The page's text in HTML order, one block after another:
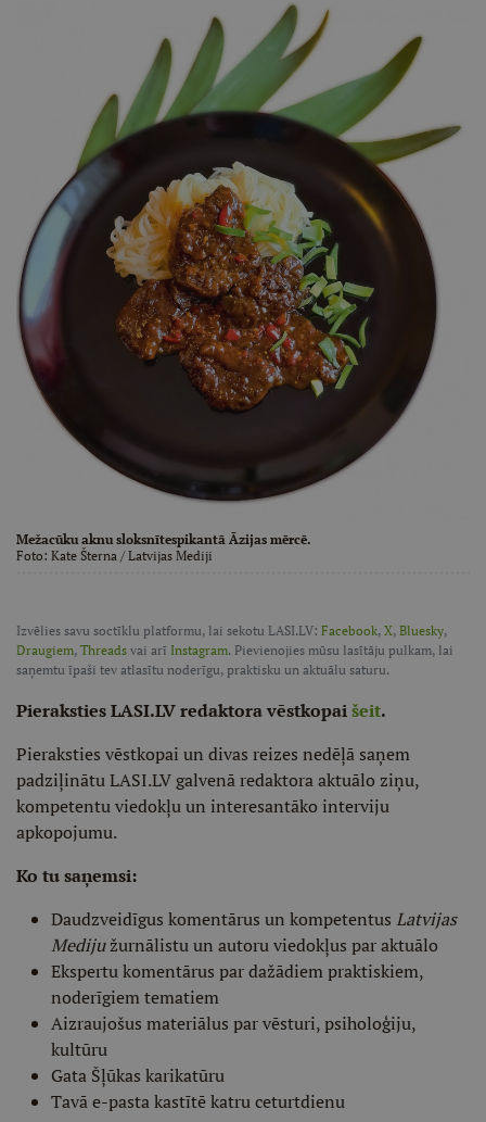
Mežacūku aknu sloksnītespikantā Āzijas mērcē.
Foto: Kate Šterna / Latvijas Mediji
Izvēlies savu soctīklu platformu, lai sekotu LASI.LV: Facebook, X, Bluesky,
Draugiem, Threads vai arī Instagram. Pievienojies mūsu lasītāju pulkam, lai
saņemtu īpaši tev atlasītu noderīgu, praktisku un aktuālu saturu.
Pieraksties LASI.LV redaktora vēstkopaišeit.
Pieraksties vēstkopai un divas reizes nedēļā saņem
padziļinātu LASI.LV galvenā redaktora aktuālo ziņu,
kompetentu viedokļu un interesantāko interviju
apkopojumu.
Ko tu saņemsi:
Daudzveidīgus komentārus un kompetentus Latvijas
Medijužurnālistu un autoru viedokļus par aktuālo
Ekspertu komentārus par dažādiem praktiskiem,
noderīgiem tematiem
Aizraujošus materiālus par vēsturi, psiholoģiju,
kultūru
Gata Šļūkas karikatūru
Tavā e-pasta kastītē katru ceturtdienu